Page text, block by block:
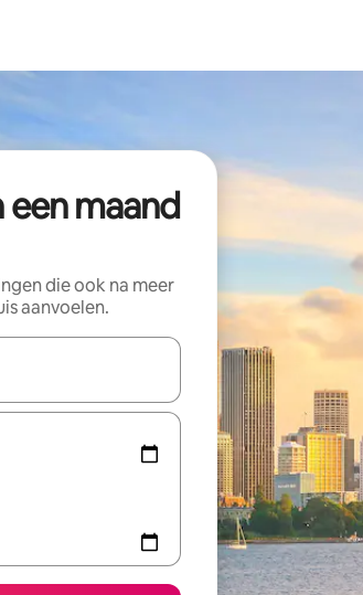
maand
die ook na meer
aanvoelen.
zijn, maak je een keuze met je de